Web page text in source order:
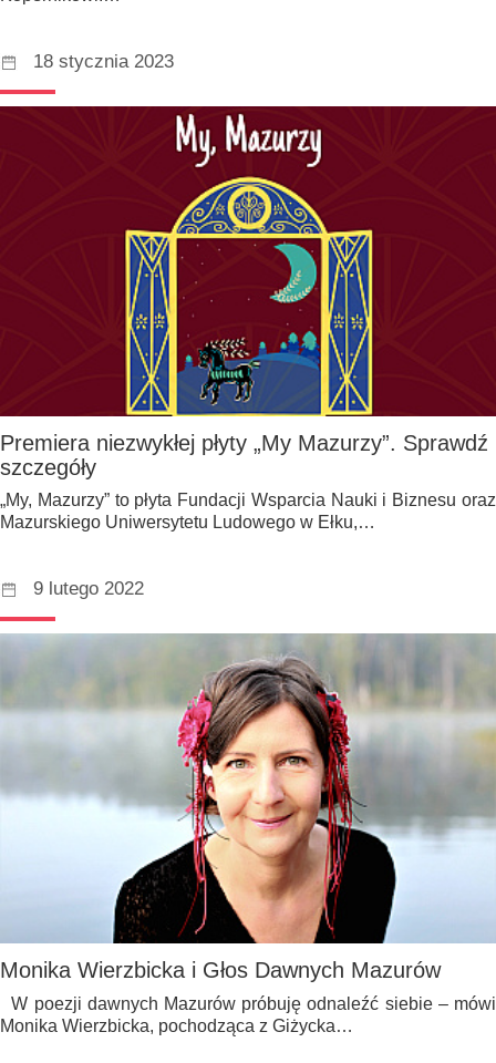
18 stycznia 2023
Premiera niezwykłej płyty „My Mazurzy”. Sprawdź
szczegóły
„My, Mazurzy” to płyta Fundacji Wsparcia Nauki i Biznesu oraz
Mazurskiego Uniwersytetu Ludowego w Ełku,…
9 lutego 2022
Monika Wierzbicka i Głos Dawnych Mazurów
W poezji dawnych Mazurów próbuję odnaleźć siebie – mówi
Monika Wierzbicka, pochodząca z Giżycka…